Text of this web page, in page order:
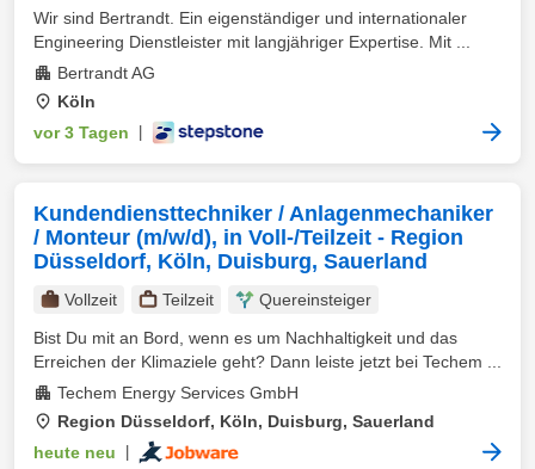
Wir sind Bertrandt. Ein eigenständiger und internationaler
Engineering Dienstleister mit langjähriger Expertise. Mit ...
Bertrandt AG
Köln
vor 3 Tagen
Kundendiensttechniker / Anlagenmechaniker
/ Monteur (m/w/d), in Voll-/Teilzeit - Region
Düsseldorf, Köln, Duisburg, Sauerland
Vollzeit Teilzeit
Quereinsteiger
Bist Du mit an Bord, wenn es um Nachhaltigkeit und das
Erreichen der Klimaziele geht? Dann leiste jetzt bei Techem ...
Techem Energy Services GmbH
Region Düsseldorf, Köln, Duisburg, Sauerland
heute neu